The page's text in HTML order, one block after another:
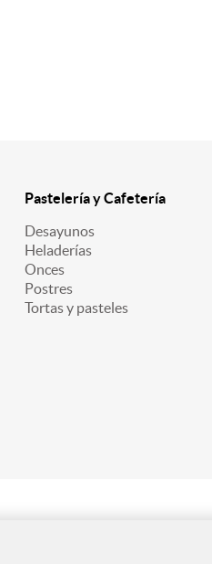
Pastelería y Cafetería
Desayunos
Heladerías
Onces
Postres
Tortas y pasteles